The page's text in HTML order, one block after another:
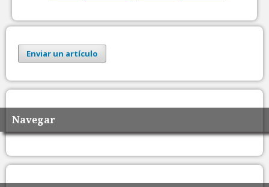
Enviar un artículo
Navegar